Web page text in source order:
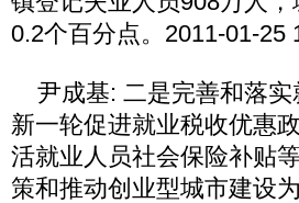
0.2个百分点。2011-01-25
尹成基: 二是完善和落实
新一轮促进就业税收优惠
活就业人员社会保险补贴
策和推动创业型城市建设